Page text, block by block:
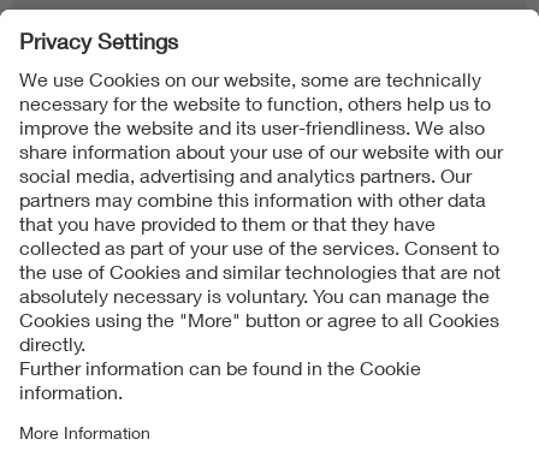
Follow us on
Imprint + Liability